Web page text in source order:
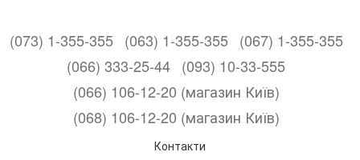
(073) 1-355-355 (063) 1-355-355 (067) 1-355-355
(066) 333-25-44 (093) 10-33-555
(066) 106-12-20 (магазин Київ)
(068) 106-12-20 (магазин Київ)
Контакти